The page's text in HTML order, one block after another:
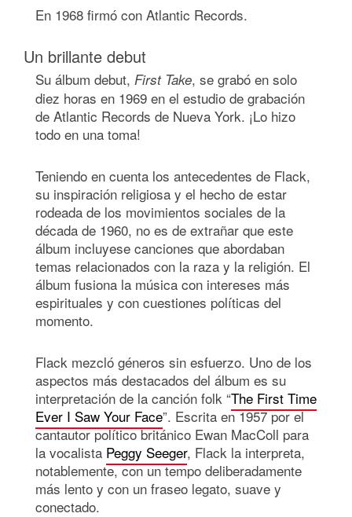
En 1968 firmó con Atlantic Records.
Un brillante debut
Su álbum debut, First Take, se grabó en solo
diez horas en 1969 en el estudio de grabación
de Atlantic Records de Nueva York. ¡Lo hizo
todo en una toma!
Teniendo en cuenta los antecedentes de Flack,
su inspiración religiosa y el hecho de estar
rodeada de los movimientos sociales de la
década de 1960, no es de extrañar que este
álbum incluyese canciones que abordaban
temas relacionados con la raza y la religión. El
álbum fusiona la música con intereses más
espirituales y con cuestiones políticas del
momento.
Flack mezcló géneros sin esfuerzo. Uno de los
aspectos más destacados del álbum es su
interpretación de la canción folk “The First Time
Ever I Saw Your Face”. Escrita en 1957 por el
cantautor político británico Ewan MacColl para
la vocalista Peggy Seeger, Flack la interpreta,
notablemente, con un tempo deliberadamente
más lento y con un fraseo legato, suave y
conectado.